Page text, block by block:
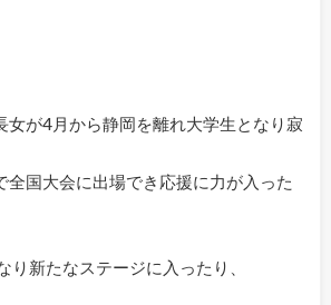
女が4月から静岡を離れ大学生となり寂
全国大会に出場でき応援に力が入った
り新たなステージに入ったり、